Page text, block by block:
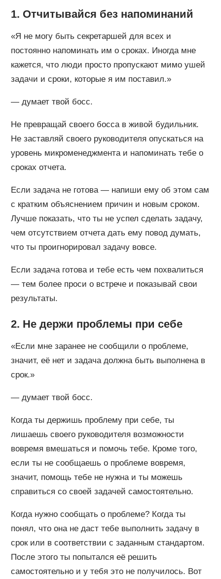
1. Отчитывайся без напоминаний
«Я не могу быть секретаршей для всех и
постоянно напоминать им о сроках. Иногда мне
кажется, что люди просто пропускают мимо ушей
задачи и сроки, которые я им поставил.»
— думает твой босс.
Не превращай своего босса в живой будильник.
Не заставляй своего руководителя опускаться на
уровень микроменеджмента и напоминать тебе о
сроках отчета.
Если задача не готова — напиши ему об этом сам
с кратким объяснением причин и новым сроком.
Лучше показать, что ты не успел сделать задачу,
чем отсутствием отчета дать ему повод думать,
что ты проигнорировал задачу вовсе.
Если задача готова и тебе есть чем похвалиться
— тем более проси о встрече и показывай свои
результаты.
2. Не держи проблемы при себе
«Если мне заранее не сообщили о проблеме,
значит, её нет и задача должна быть выполнена в
срок.»
— думает твой босс.
Когда ты держишь проблему при себе, ты
лишаешь своего руководителя возможности
вовремя вмешаться и помочь тебе. Кроме того,
если ты не сообщаешь о проблеме вовремя,
значит, помощь тебе не нужна и ты можешь
справиться со своей задачей самостоятельно.
Когда нужно сообщать о проблеме? Когда ты
понял, что она не даст тебе выполнить задачу в
срок или в соответствии с заданным стандартом.
После этого ты попытался её решить
самостоятельно и у тебя это не получилось. Вот